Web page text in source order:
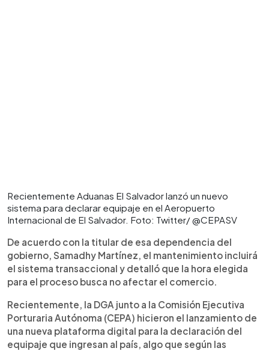
Recientemente Aduanas El Salvador lanzó un nuevo
sistema para declarar equipaje en el Aeropuerto
Internacional de El Salvador. Foto: Twitter/ @CEPASV
De acuerdo con la titular de esa dependencia del
gobierno, Samadhy Martínez, el mantenimiento incluirá
el sistema transaccional y detalló que la hora elegida
para el proceso busca no afectar el comercio.
Recientemente, la DGA junto a la Comisión Ejecutiva
Porturaria Autónoma (CEPA) hicieron el lanzamiento de
una nueva plataforma digital para la declaración del
equipaje que ingresan al país, algo que según las